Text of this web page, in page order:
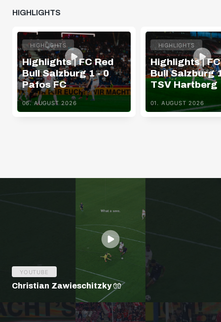
HIGHLIGHTS
HIGHLIGHTS
Highlights | FC Red
Bull Salzburg 1 - 0
Pafos FC
06. AUGUST 2026
HIGHLIGHTS
Highlights |
Bull Salzburg
TSV Hartberg
01. AUGUST 2026
YOUTUBE
Christian Zawieschitzky 🧤